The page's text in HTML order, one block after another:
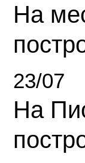
На
23/07
На